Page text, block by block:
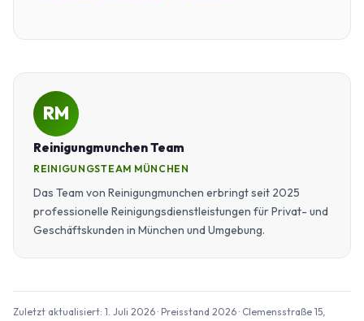
RM
Reinigungmunchen Team
REINIGUNGSTEAM MÜNCHEN
Das Team von Reinigungmunchen erbringt seit 2025
professionelle Reinigungsdienstleistungen für Privat- und
Geschäftskunden in München und Umgebung.
Zuletzt aktualisiert: 1. Juli 2026 · Preisstand 2026 · Clemensstraße 15,